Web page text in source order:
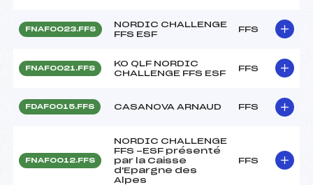
FNAF0023.FFS
NORDIC CHALLENGE
FFS ESF
FFS
FNAF0021.FFS
KO QLF NORDIC
CHALLENGE FFS ESF
FFS
FDAF0015.FFS CASANOVA ARNAUD FFS
FNAF0012.FFS
NORDIC CHALLENGE
FFS -ESF présenté
par la Caisse
d'Epargne des
Alpes
FFS